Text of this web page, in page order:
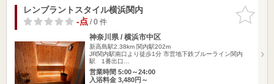
お気に入
りに追加
レンブラントスタイル横浜関内
-点/ 0 件
神奈川県 / 横浜市中区
新高島駅2.38km 関内駅202m
JR関内駅南口より徒歩1分 市営地下鉄ブルーライン関内
駅 1番出口…
営業時間 5:00～24:00
入浴料金 3,480円～